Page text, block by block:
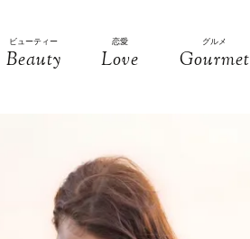
ビューティー
Beauty
恋愛
Love
グルメ
Gourmet